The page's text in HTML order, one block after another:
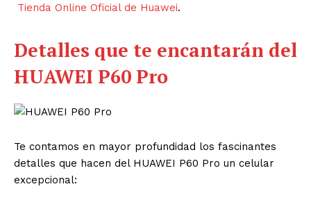
Tienda Online Oficial de Huawei.
Detalles que te encantarán del
HUAWEI P60 Pro
Te contamos en mayor profundidad los fascinantes
detalles que hacen del HUAWEI P60 Pro un celular
excepcional: